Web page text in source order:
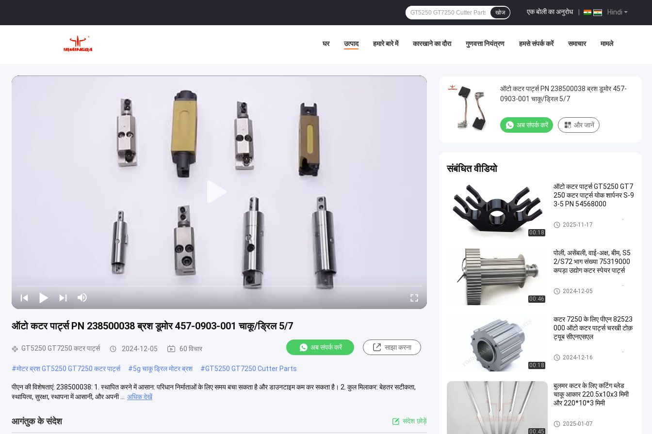
Hindi
एक बोली का अनुरोध
खोज
घर उत्पाद हमारे बारे में कारखाने का दौरा गुणवत्ता नियंत्रण हमसे संपर्क करें समाचार मामले
ऑटो कटर पार्ट्स PN 238500038 ब्रश डूमोर 457-0903-001 चाकू/ड्रिल 5/7
GT5250 GT7250 कटर पार्ट्स 2024-12-05 60 विचार अब संपर्क करें साझा करना
#मोटर ब्रश GT5250 GT7250 कटर पार्ट्स #5g चाकू ड्रिल मोटर ब्रश #GT5250 GT7250 Cutter Parts
पीएन की विशेषताएं: 238500038: 1. स्थापित करने में आसान: परिधान निर्माताओं के लिए समय बचा सकता है और डाउनटाइम कम कर सकता है। 2. कुल मिलाकर: बेहतर सटीकता,
स्थायित्व, सुरक्षा, स्थापना में आसानी, और अपनी ...
अधिक देखें
आगंतुक के संदेश संदेश छोड़ें
ऑटो कटर पार्ट्स PN 238500038 ब्रश डूमोर 457-
0903-001 चाकू/ड्रिल 5/7
अब संपर्क करें और जानें
संबंधित वीडियो
00:18
ऑटो कटर पार्ट्स GT5250 GT7
250 कटर पार्ट्स योक शार्पनर S-9
3-5 PN 54568000
GT5250 GT7250 कटर पार्ट्स
2025-11-17
00:46
पोली, असेंबली, वाई-अक्ष, बीम, S5
2/S72 भाग संख्या 75319000
कपड़ा उद्योग कटर स्पेयर पार्ट्स
GT5250 GT7250 कटर पार्ट्स
2024-12-05
00:18
कटर 7250 के लिए पीएन 82523
000 ऑटो कटर पार्ट्स चरखी टोक़
ट्यूब सीएनएसएल
GT5250 GT7250 कटर पार्ट्स
2024-12-16
00:45
बुलमर कटर के लिए कटिंग ब्लेड
चाकू आकार 220.5x10x3 मिमी
और 220*10*3 मिमी
कटर चाकू ब्लेड
2025-01-07